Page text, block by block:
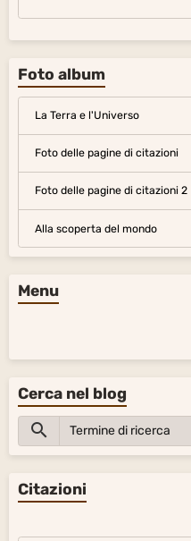
Foto album
La Terra e l'Universo
Foto delle pagine di citazioni
Foto delle pagine di citazioni 2
Alla scoperta del mondo
Menu
Cerca nel blog
Citazioni